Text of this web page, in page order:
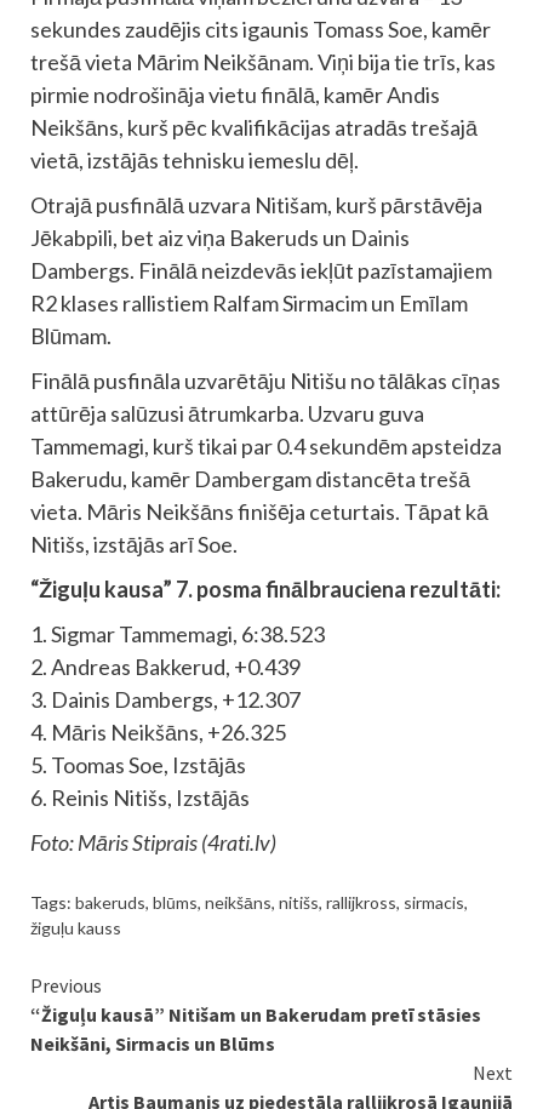
sekundes zaudējis cits igaunis Tomass Soe, kamēr
trešā vieta Mārim Neikšānam. Viņi bija tie trīs, kas
pirmie nodrošināja vietu finālā, kamēr Andis
Neikšāns, kurš pēc kvalifikācijas atradās trešajā
vietā, izstājās tehnisku iemeslu dēļ.
Otrajā pusfinālā uzvara Nitišam, kurš pārstāvēja
Jēkabpili, bet aiz viņa Bakeruds un Dainis
Dambergs. Finālā neizdevās iekļūt pazīstamajiem
R2 klases rallistiem Ralfam Sirmacim un Emīlam
Blūmam.
Finālā pusfināla uzvarētāju Nitišu no tālākas cīņas
attūrēja salūzusi ātrumkarba. Uzvaru guva
Tammemagi, kurš tikai par 0.4 sekundēm apsteidza
Bakerudu, kamēr Dambergam distancēta trešā
vieta. Māris Neikšāns finišēja ceturtais. Tāpat kā
Nitišs, izstājās arī Soe.
“Žiguļu kausa” 7. posma finālbrauciena rezultāti:
1. Sigmar Tammemagi, 6:38.523
2. Andreas Bakkerud, +0.439
3. Dainis Dambergs, +12.307
4. Māris Neikšāns, +26.325
5. Toomas Soe, Izstājās
6. Reinis Nitišs, Izstājās
Foto: Māris Stiprais (4rati.lv)
Tags: bakeruds, blūms, neikšāns, nitišs, rallijkross, sirmacis,
žiguļu kauss
Continue
Reading
Previous
“Žiguļu kausā” Nitišam un Bakerudam pretī stāsies
Neikšāni, Sirmacis un Blūms
Next
Artis Baumanis uz pjedestāla rallijkrosā Igaunijā